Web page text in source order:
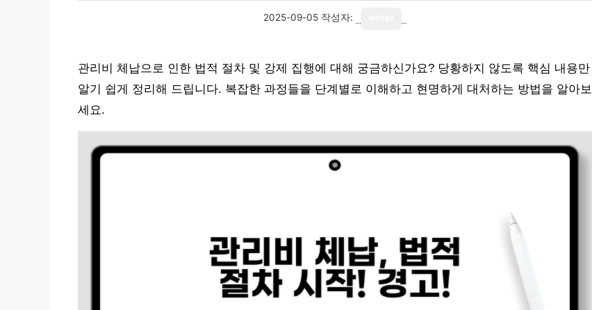
2025-09-05 작성자:
관리비 체납으로 인한 법적 절차 및 강제 집행에 대해 궁금하신가요? 당황하지 않도록 핵심 내용만
알기 쉽게 정리해 드립니다. 복잡한 과정들을 단계별로 이해하고 현명하게 대처하는 방법을 알아보
세요.